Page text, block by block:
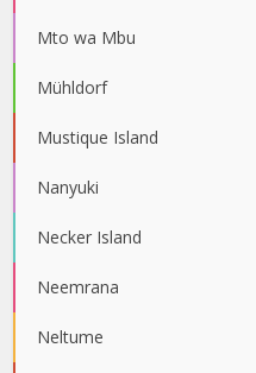
Mto wa Mbu
Mühldorf
Mustique Island
Nanyuki
Necker Island
Neemrana
Neltume